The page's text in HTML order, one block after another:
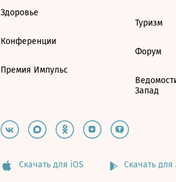
Здоровье
Конференции
Премия Импульс
Туризм
Форум
Запад
Скачать для iOS Скачать для